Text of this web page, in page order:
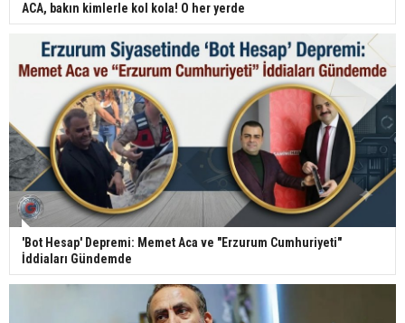
ACA, bakın kimlerle kol kola! O her yerde
'Bot Hesap' Depremi: Memet Aca ve "Erzurum Cumhuriyeti"
İddiaları Gündemde